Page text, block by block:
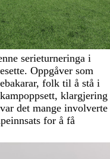
serieturneringa i
Oppgåver som
folk til å stå i
klargjering
det mange involverte
for å få